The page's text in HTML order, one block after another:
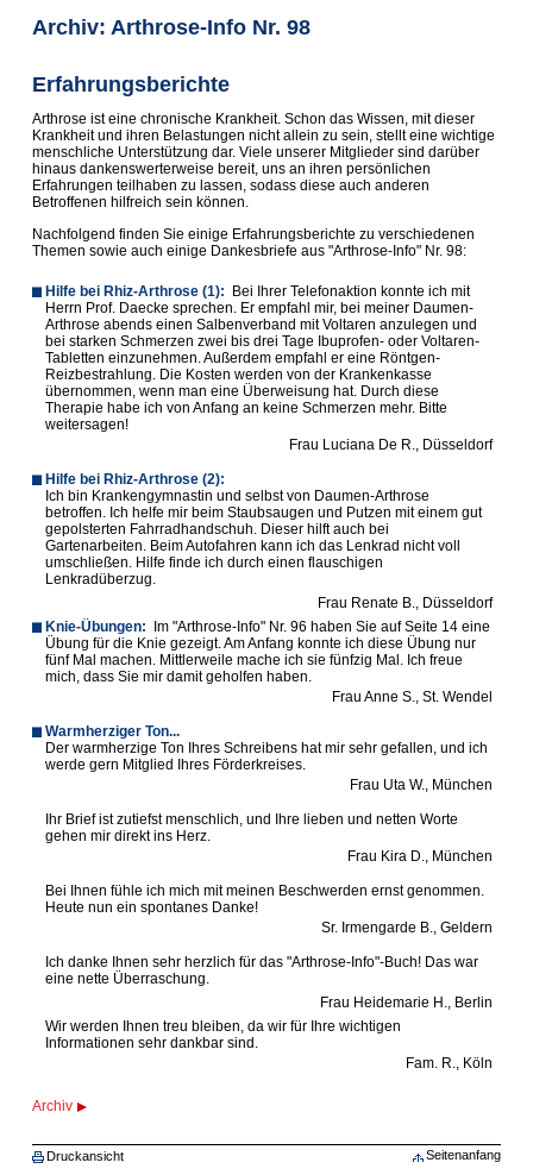
Archiv: Arthrose-Info Nr. 98
Erfahrungsberichte
Arthrose ist eine chronische Krankheit. Schon das Wissen, mit dieser
Krankheit und ihren Belastungen nicht allein zu sein, stellt eine wichtige
menschliche Unterstützung dar. Viele unserer Mitglieder sind darüber
hinaus dankenswerterweise bereit, uns an ihren persönlichen
Erfahrungen teilhaben zu lassen, sodass diese auch anderen
Betroffenen hilfreich sein können.
Nachfolgend finden Sie einige Erfahrungsberichte zu verschiedenen
Themen sowie auch einige Dankesbriefe aus "Arthrose-Info" Nr. 98:
Hilfe bei Rhiz-Arthrose (1):
Bei Ihrer Telefonaktion konnte ich mit
Herrn Prof. Daecke sprechen. Er empfahl mir, bei meiner Daumen-
Arthrose abends einen Salbenverband mit Voltaren anzulegen und
bei starken Schmerzen zwei bis drei Tage Ibuprofen- oder Voltaren-
Tabletten einzunehmen. Außerdem empfahl er eine Röntgen-
Reizbestrahlung. Die Kosten werden von der Krankenkasse
übernommen, wenn man eine Überweisung hat. Durch diese
Therapie habe ich von Anfang an keine Schmerzen mehr. Bitte
weitersagen!
Frau Luciana De R., Düsseldorf
Hilfe bei Rhiz-Arthrose (2):
Ich bin Krankengymnastin und selbst von Daumen-Arthrose
betroffen. Ich helfe mir beim Staubsaugen und Putzen mit einem gut
gepolsterten Fahrradhandschuh. Dieser hilft auch bei
Gartenarbeiten. Beim Autofahren kann ich das Lenkrad nicht voll
umschließen. Hilfe finde ich durch einen flauschigen
Lenkradüberzug.
Frau Renate B., Düsseldorf
Knie-Übungen:
Im "Arthrose-Info" Nr. 96 haben Sie auf Seite 14 eine
Übung für die Knie gezeigt. Am Anfang konnte ich diese Übung nur
fünf Mal machen. Mittlerweile mache ich sie fünfzig Mal. Ich freue
mich, dass Sie mir damit geholfen haben.
Frau Anne S., St. Wendel
Warmherziger Ton...
Der warmherzige Ton Ihres Schreibens hat mir sehr gefallen, und ich
werde gern Mitglied Ihres Förderkreises.
Frau Uta W., München
Ihr Brief ist zutiefst menschlich, und Ihre lieben und netten Worte
gehen mir direkt ins Herz.
Frau Kira D., München
Bei Ihnen fühle ich mich mit meinen Beschwerden ernst genommen.
Heute nun ein spontanes Danke!
Sr. Irmengarde B., Geldern
Ich danke Ihnen sehr herzlich für das "Arthrose-Info"-Buch! Das war
eine nette Überraschung.
Frau Heidemarie H., Berlin
Wir werden Ihnen treu bleiben, da wir für Ihre wichtigen
Informationen sehr dankbar sind.
Fam. R., Köln
Archiv
Seitenanfang
Druckansicht